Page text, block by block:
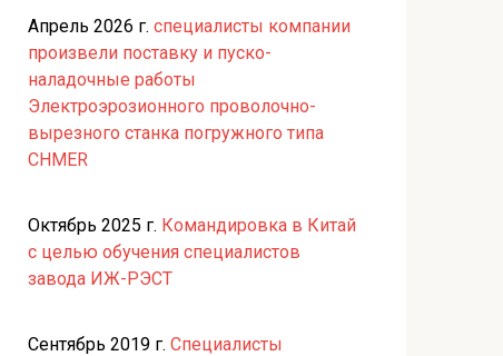
Апрель 2026 г. специалисты компании
произвели поставку и пуско-
наладочные работы
Электроэрозионного проволочно-
вырезного станка погружного типа
CHMER
Октябрь 2025 г. Командировка в Китай
с целью обучения специалистов
завода ИЖ-РЭСТ
Сентябрь 2019 г. Специалисты